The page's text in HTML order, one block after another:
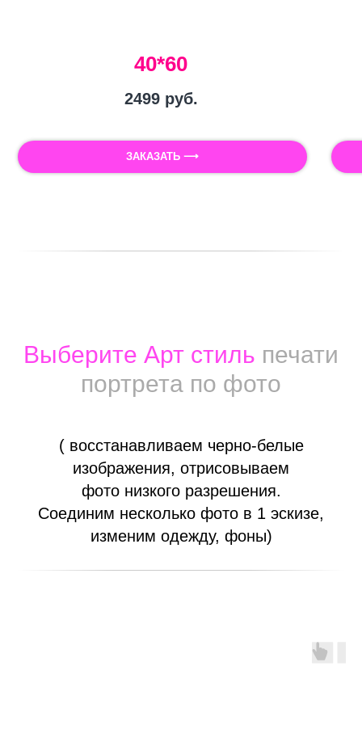
40*60
2499 руб.
ЗАКАЗАТЬ ⟶
Выберите Арт стиль печати
портрета по фото
( восстанавливаем черно-белые
изображения, отрисовываем
фото низкого разрешения.
Соединим несколько фото в 1 эскизе,
изменим одежду, фоны)